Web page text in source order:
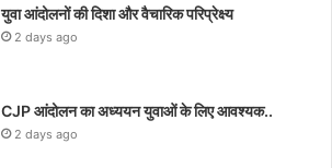
युवा आंदोलनों की दिशा और वैचारिक परिप्रेक्ष्य
2 days ago
CJP आंदोलन का अध्ययन युवाओं के लिए आवश्यक..
2 days ago